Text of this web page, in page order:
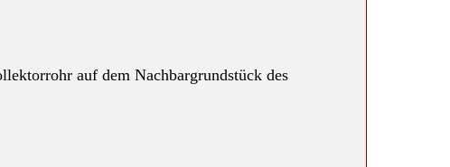
auf dem Nachbargrundstück des